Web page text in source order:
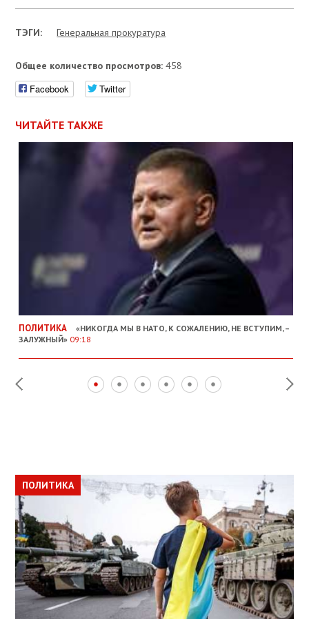
ТЭГИ: Генеральная прокуратура
Общее количество просмотров: 458
Facebook Twitter
ЧИТАЙТЕ ТАКЖЕ
ПОЛИТИКА
«НИКОГДА МЫ В НАТО, К СОЖАЛЕНИЮ, НЕ ВСТУПИМ, –
ЗАЛУЖНЫЙ» 09:18
ПОЛИТИКА
ПОЛИТИКА
ОБЩЕСТВО
ПОЛИТИКА
ЭКОНОМИКА